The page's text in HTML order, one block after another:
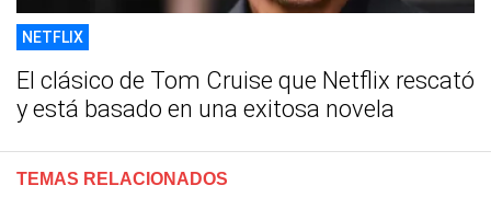
NETFLIX
El clásico de Tom Cruise que Netflix rescató
y está basado en una exitosa novela
TEMAS RELACIONADOS